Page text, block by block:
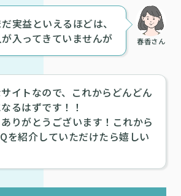
春香さん
実益といえるほどは、
入ってきていませんが
イトなので、これからどんどん
るはずです！！
りがとうございます！これから
を紹介していただけたら嬉しい